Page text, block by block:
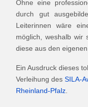
Ohne eine
durch gut
Leiterinnen wäre
möglich, weshalb wir
diese aus den
Ein Ausdruck dieses
Verleihung des SILA-
Rheinland-Pfalz